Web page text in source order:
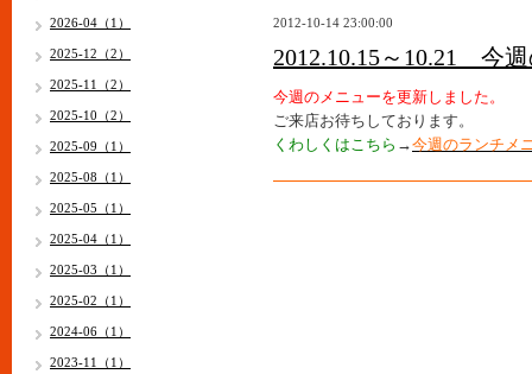
2012-10-14 23:00:00
2012.10.15～10.21 今
今週のメニューを更新しました。
ご来店お待ちしております。
くわしくはこちら →今週のランチメ
2026-04（1）
2025-12（2）
2025-11（2）
2025-10（2）
2025-09（1）
2025-08（1）
2025-05（1）
2025-04（1）
2025-03（1）
2025-02（1）
2024-06（1）
2023-11（1）